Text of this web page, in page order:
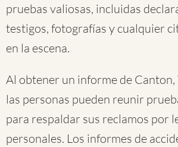
pruebas valiosas, incluidas
testigos, fotografías y cualquier
en la escena.
Al obtener un informe de Canton,
las personas pueden reunir
para respaldar sus reclamos por
personales. Los informes de